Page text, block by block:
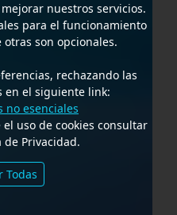
nuestros servicios.
para el funcionamiento
son opcionales.
rechazando las
en el siguiente link:
no esenciales
uso de cookies consultar
de Privacidad.
Todas